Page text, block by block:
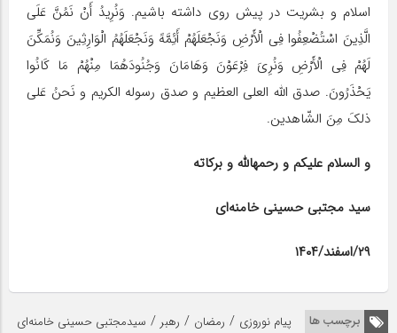
اسلام و بشریت در پیش روی داشته باشیم. وَنُرِیدُ أَنْ نَمُنَّ عَلَى
الَّذِینَ اسْتُضْعِفُوا فِی الْأَرْضِ وَنَجْعَلَهُمْ أَئِمَّهً وَنَجْعَلَهُمُ الْوَارِثِینَ وَنُمَکِّنَ
لَهُمْ فِی الْأَرْضِ وَنُرِیَ فِرْعَوْنَ وَهَامَانَ وَجُنُودَهُمَا مِنْهُمْ مَا کَانُوا
یَحْذَرُونَ. صدق‌ الله العلی العظیم و صدق رسوله الکریم و نَحنُ عَلی
ذلکَ مِنَ الشّاهدین.
و السلام علیکم و رحمهالله و برکاته
سید مجتبی حسینی خامنه‌ای
۲۹/اسفند/۱۴۰۴
برچسب ها پیام نوروزی / رمضان / رهبر / سیدمجتبی حسینی خامنه‌ای